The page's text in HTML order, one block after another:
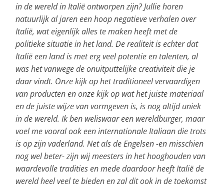
in de wereld in Italië ontworpen zijn? Jullie horen
natuurlijk al jaren een hoop negatieve verhalen over
Italië, wat eigenlijk alles te maken heeft met de
politieke situatie in het land. De realiteit is echter dat
Italië een land is met erg veel potentie en talenten, al
was het vanwege de onuitputtelijke creativiteit die je
daar vindt. Onze kijk op het traditioneel vervaardigen
van producten en onze kijk op wat het juiste materiaal
en de juiste wijze van vormgeven is, is nog altijd uniek
in de wereld. Ik ben weliswaar een wereldburger, maar
voel me vooral ook een internationale Italiaan die trots
is op zijn vaderland. Net als de Engelsen -en misschien
nog wel beter- zijn wij meesters in het hooghouden van
waardevolle tradities en mede daardoor heeft Italië de
wereld heel veel te bieden en zal dit ook in de toekomst